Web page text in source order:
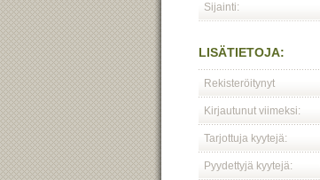
Sijainti:
LISÄTIETOJA:
Rekisteröitynyt
Kirjautunut viimeksi:
Tarjottuja kyytejä:
Pyydettyjä kyytejä: